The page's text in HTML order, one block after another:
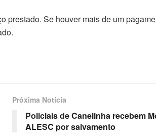
Se houver mais de um
Próxima Notícia
Policiais de Canelinha recebem
ALESC por salvamento